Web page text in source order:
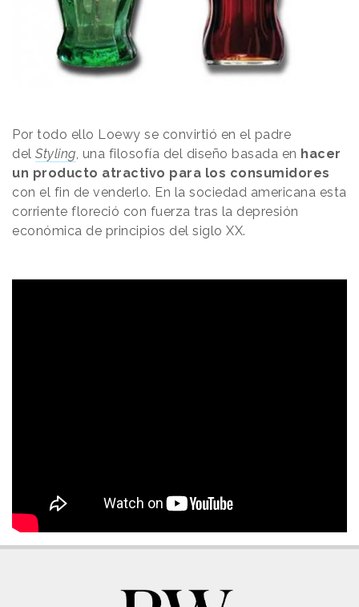
Por todo ello Loewy se convirtió en el padre
del Styling , una filosofía del diseño basada en hacer
un producto atractivo para los consumidores
con el fin de venderlo. En la sociedad americana esta
corriente floreció con fuerza tras la depresión
económica de principios del siglo XX.